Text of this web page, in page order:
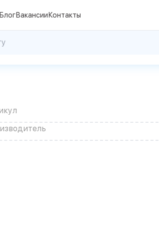
БлогВакансии Контакты